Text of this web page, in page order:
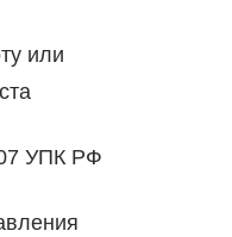
или
УПК РФ